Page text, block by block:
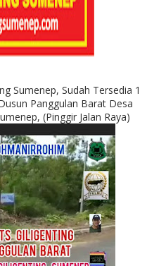
Sumenep, Sudah Tersedia 1
Panggulan Barat Desa
(Pinggir Jalan Raya)